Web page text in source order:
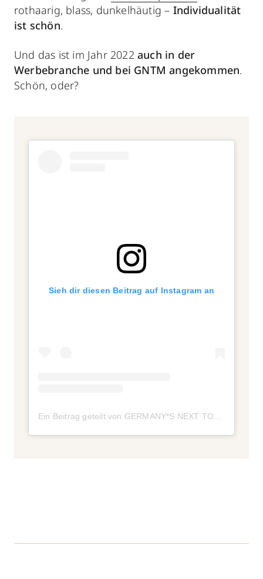
rothaarig, blass, dunkelhäutig – Individualität
ist schön.
Und das ist im Jahr 2022 auch in der
Werbebranche und bei GNTM angekommen.
Schön, oder?
Sieh dir diesen Beitrag auf Instagram an
Ein Beitrag geteilt von GERMANY*S NEXT TOPMODEL (@germanysnexttopmodel)